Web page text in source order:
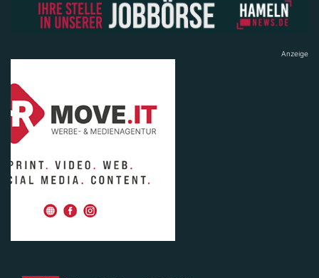
Anzeige